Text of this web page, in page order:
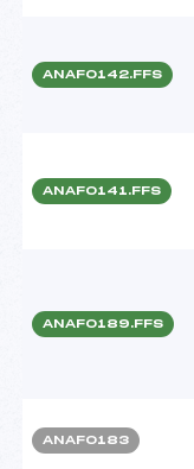
ANAF0142.FFS
ANAF0141.FFS
ANAF0189.FFS
ANAF0183